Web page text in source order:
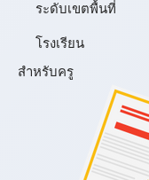
ระดับเขตพื้นที่
โรงเรียน
สำหรับครู